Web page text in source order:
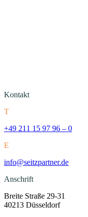
Kontakt
T
+49 211 15 97 96 – 0
E
info@seitzpartner.de
Anschrift
Breite Straße 29-31
40213 Düsseldorf